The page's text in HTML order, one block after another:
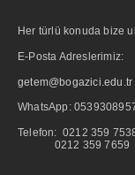
Her türlü konuda bize
E-Posta Adreslerimiz:
getem@bogazici.edu.tr
WhatsApp:
Telefon: 0212 359
0212 359 7659